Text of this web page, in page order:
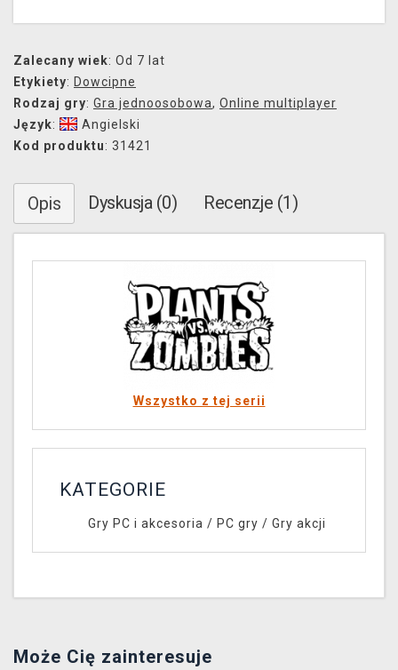
Zalecany wiek: Od 7 lat
Etykiety: Dowcipne
Rodzaj gry: Gra jednoosobowa, Online multiplayer
Język:
Angielski
Kod produktu: 31421
Opis Dyskusja (0) Recenzje (1)
Wszystko z tej serii
KATEGORIE
Gry PC i akcesoria / PC gry / Gry akcji
Może Cię zainteresuje